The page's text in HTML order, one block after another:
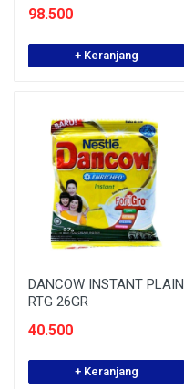
98.500
+ Keranjang
DANCOW INSTANT PLAIN
RTG 26GR
40.500
+ Keranjang